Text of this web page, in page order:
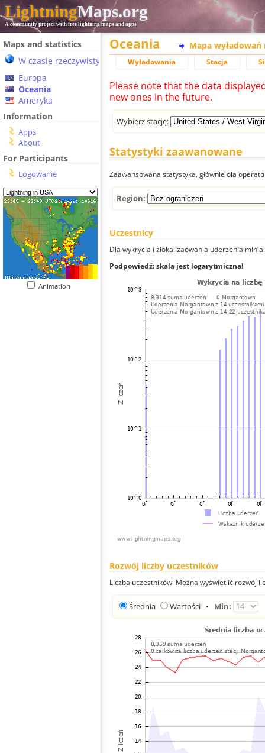
LightningMaps.org
A community project with free lightning maps and apps
Maps and statistics
W czasie rzeczywistym
Europa
Oceania
Ameryka
Information
Apps
About
For Participants
Logowanie
Animation
Oceania Mapa wyładowań
Wyładowania Stacja
Please note that the data
new ones in the future.
Wybierz stację:
Statystyki zaawanowane
Zaawansowana statystyka, głównie dla
Region:
Uczestnicy
Dla wykrycia i zlokalizaowania uderzenia
Podpowiedź: skala jest logarytmiczna!
Rozwój liczby uczestników
Liczba uczestników. Można wyświetlić rozwój
Średnia Wartości • Min: